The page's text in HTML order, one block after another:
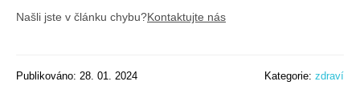
Našli jste v článku chybu?Kontaktujte nás
Publikováno: 28. 01. 2024 Kategorie: zdraví